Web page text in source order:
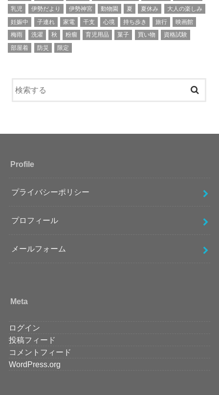
乳児
伊勢だより 伊勢神宮 動物園 夏 夏休み
大人の楽しみ
妊娠中
子連れ 家電 干支 心境 持ち歩き 旅行
映画館
梅雨
洗濯 秋 粉瘤 育児用品 菓子 買い物
資格試験
部屋着
防災 限定
Profile
プライバシーポリシー
プロフィール
メールフォーム
Meta
ログイン
投稿フィード
コメントフィード
WordPress.org